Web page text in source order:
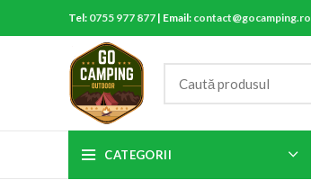
Tel: 0755 977 877 | Email: contact@gocamping.ro
CATEGORII